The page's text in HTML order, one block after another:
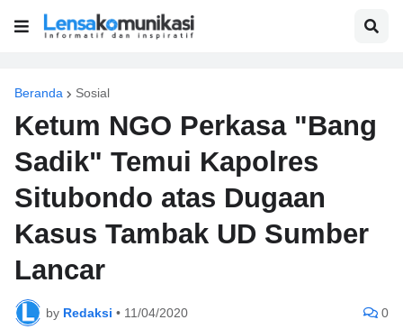
Beranda Sosial
Ketum NGO Perkasa "Bang
Sadik" Temui Kapolres
Situbondo atas Dugaan
Kasus Tambak UD Sumber
Lancar
by Redaksi • 11/04/2020 0